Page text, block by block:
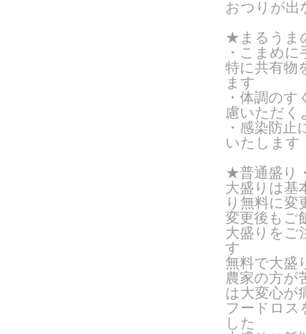
おつりが出
★まるうま
・こまめ
特に共有物
ます
・体調の
慮いただく
・感染防
いたします
★普通盛り
大盛りは基
り無料に変
変更後もご
大盛りをご
す
無料で大盛
農家の方が
は大変心が
フードロス
した